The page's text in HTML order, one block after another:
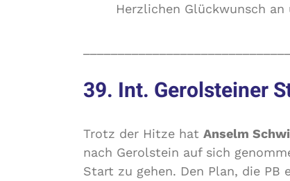
Herzlichen Glückwunsch
39. Int. Gerolsteiner
Trotz der Hitze hat Anselm
nach Gerolstein auf sich
Start zu gehen. Den Plan, die